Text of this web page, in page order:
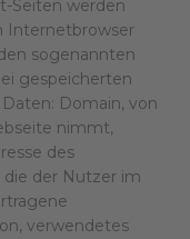
Seiten werden
Internetbrowser
sogenannten
gespeicherten
Domain, von
nimmt,
des
die der Nutzer im
verwendetes